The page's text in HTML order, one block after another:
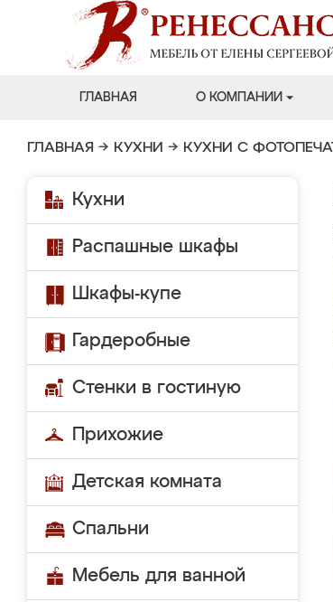
ГЛАВНАЯ О КОМПАНИИ
ГЛАВНАЯ → КУХНИ → КУХНИ С
Кухни
Распашные шкафы
Шкафы-купе
Гардеробные
Стенки в гостиную
Прихожие
Детская комната
Спальни
Мебель для ванной